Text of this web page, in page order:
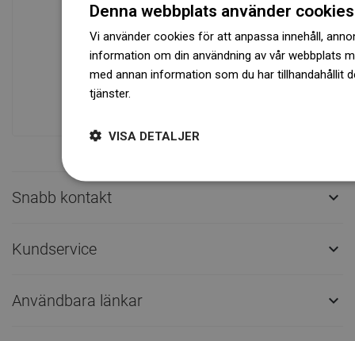
Tillgänglighet av varor
Ett modernt logistikcenter med en yta på
31 000 m² med över 68 000 pallplatser
Snabb kontakt 
Kundservice 
Användbara länkar 
Denna webbplats använder cookies
Vi använder cookies för att anpassa innehåll,
information om din användning av vår webbplats
med annan information som du har tillhandahållit
tjänster.
VISA DETALJER